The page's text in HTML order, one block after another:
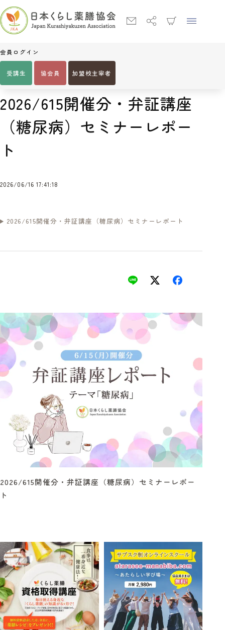
会員ログイン
受講生 協会員 加盟校主宰者
Home 2026/615開催分・弁証講座（糖尿病）セミナーレポート
2026/615開催分・弁証講座
（糖尿病）セミナーレポー
ト
2026/06/16 17:41:18
2026/615開催分・弁証講座（糖尿病）セミナーレポート
2026/615開催分・弁証講座（糖尿病）セミナーレポー
ト